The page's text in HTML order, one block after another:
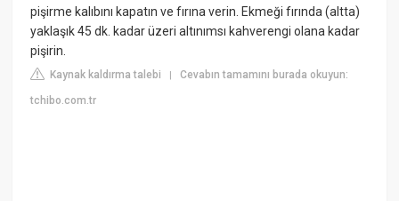
pişirme kalıbını kapatın ve fırına verin. Ekmeği fırında (altta)
yaklaşık 45 dk. kadar üzeri altınımsı kahverengi olana kadar
pişirin.
Kaynak kaldırma talebi |Cevabın tamamını burada okuyun:
tchibo.com.tr